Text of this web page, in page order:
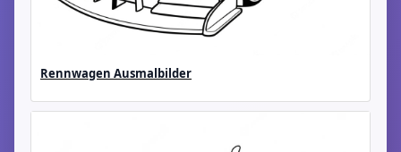
Rennwagen Ausmalbilder